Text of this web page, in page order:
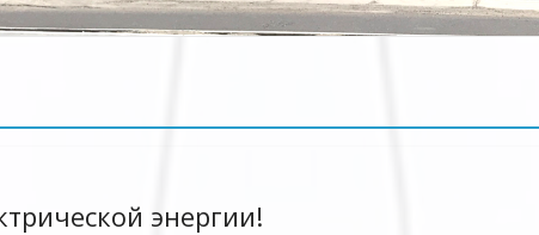
энергии!